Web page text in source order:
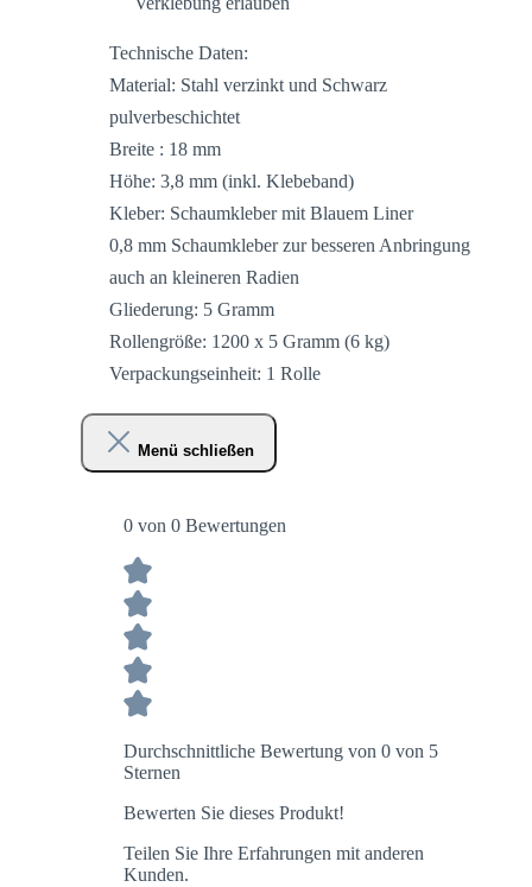
Technische Daten:
Material: Stahl verzinkt und Schwarz
pulverbeschichtet
Breite : 18 mm
Höhe: 3,8 mm (inkl. Klebeband)
Kleber: Schaumkleber mit Blauem Liner
0,8 mm Schaumkleber zur besseren Anbringung
auch an kleineren Radien
Gliederung: 5 Gramm
Rollengröße: 1200 x 5 Gramm (6 kg)
Verpackungseinheit: 1 Rolle
Menü schließen
0 von 0 Bewertungen
Durchschnittliche Bewertung von 0 von 5
Sternen
Bewerten Sie dieses Produkt!
Teilen Sie Ihre Erfahrungen mit anderen
Kunden.